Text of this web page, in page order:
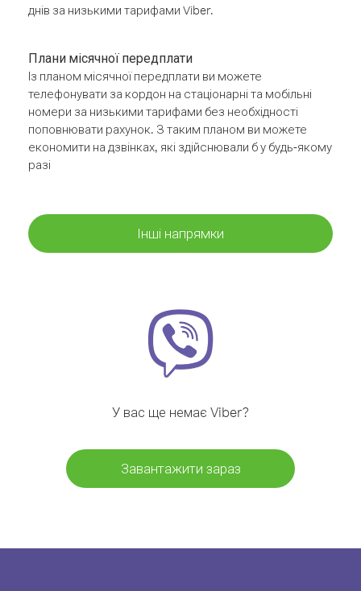
днів за низькими тарифами Viber.
Плани місячної передплати
Із планом місячної передплати ви можете
телефонувати за кордон на стаціонарні та мобільні
номери за низькими тарифами без необхідності
поповнювати рахунок. З таким планом ви можете
економити на дзвінках, які здійснювали б у будь-якому
разі
Інші напрямки
У вас ще немає Viber?
Завантажити зараз